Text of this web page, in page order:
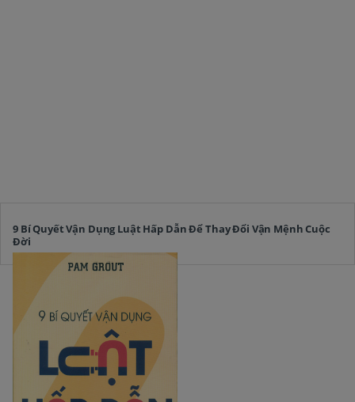
9 Bí Quyết Vận Dụng Luật Hấp Dẫn Để Thay Đổi Vận Mệnh Cuộc
Đời